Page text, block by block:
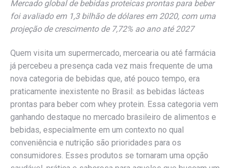
Mercado global de bebidas proteicas prontas para beber
foi avaliado em 1,3 bilhão de dólares em 2020, com uma
projeção de crescimento de 7,72% ao ano até 2027
Quem visita um supermercado, mercearia ou até farmácia
já percebeu a presença cada vez mais frequente de uma
nova categoria de bebidas que, até pouco tempo, era
praticamente inexistente no Brasil: as bebidas lácteas
prontas para beber com whey protein. Essa categoria vem
ganhando destaque no mercado brasileiro de alimentos e
bebidas, especialmente em um contexto no qual
conveniência e nutrição são prioridades para os
consumidores. Esses produtos se tornaram uma opção